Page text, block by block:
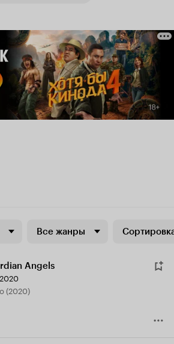
Все жанры
Angels
(2020)